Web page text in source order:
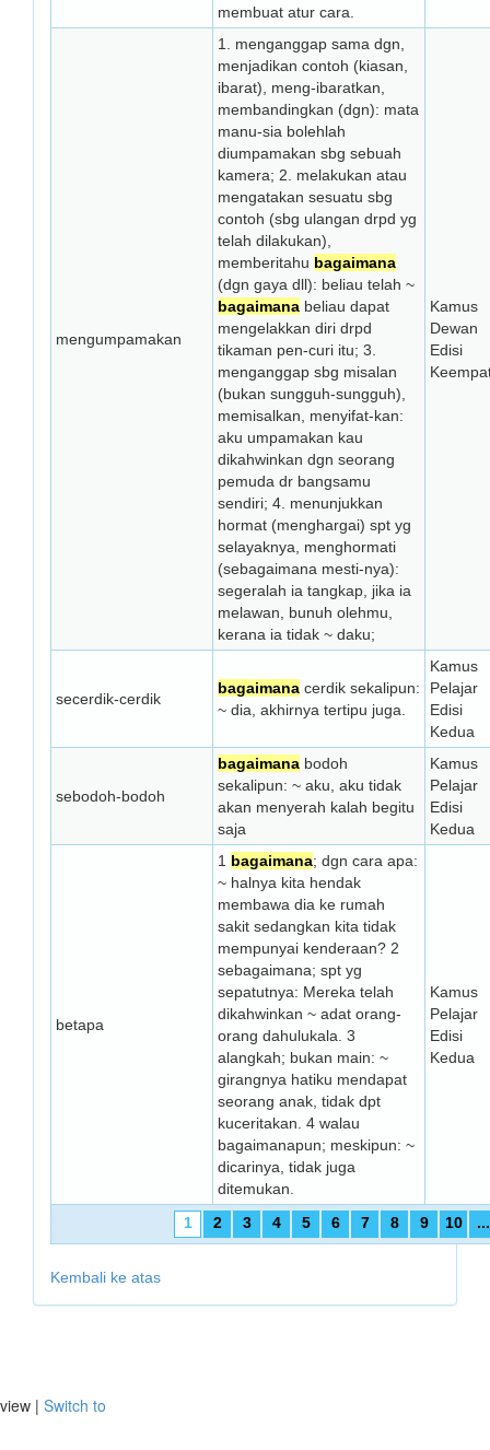
membuat atur cara.
mengumpamakan
1. menganggap sama dgn,
menjadikan contoh (kiasan,
ibarat), meng-ibaratkan,
membandingkan (dgn): mata
manu-sia bolehlah
diumpamakan sbg sebuah
kamera; 2. melakukan atau
mengatakan sesuatu sbg
contoh (sbg ulangan drpd yg
telah dilakukan),
memberitahu bagaimana
(dgn gaya dll): beliau telah ~
bagaimana beliau dapat
mengelakkan diri drpd
tikaman pen-curi itu; 3.
menganggap sbg misalan
(bukan sungguh-sungguh),
memisalkan, menyifat-kan:
aku umpamakan kau
dikahwinkan dgn seorang
pemuda dr bangsamu
sendiri; 4. menunjukkan
hormat (menghargai) spt yg
selayaknya, menghormati
(sebagaimana mesti-nya):
segeralah ia tangkap, jika ia
melawan, bunuh olehmu,
kerana ia tidak ~ daku;
Kamus
Dewan
Edisi
secerdik-cerdik
bagaimana cerdik sekalipun:
~ dia, akhirnya tertipu juga.
Kamus
Pelajar
Edisi
Kedua
sebodoh-bodoh
bagaimana bodoh
sekalipun: ~ aku, aku tidak
akan menyerah kalah begitu
saja
Kamus
Pelajar
Edisi
Kedua
betapa
1 bagaimana; dgn cara apa:
~ halnya kita hendak
membawa dia ke rumah
sakit sedangkan kita tidak
mempunyai kenderaan? 2
sebagaimana; spt yg
sepatutnya: Mereka telah
dikahwinkan ~ adat orang-
orang dahulukala. 3
alangkah; bukan main: ~
girangnya hatiku mendapat
seorang anak, tidak dpt
kuceritakan. 4 walau
bagaimanapun; meskipun: ~
dicarinya, tidak juga
ditemukan.
Kamus
Pelajar
Edisi
Kedua
1 2 3 4 5 6 7 8 9 10 ...
Kembali ke atas
view | Switch to